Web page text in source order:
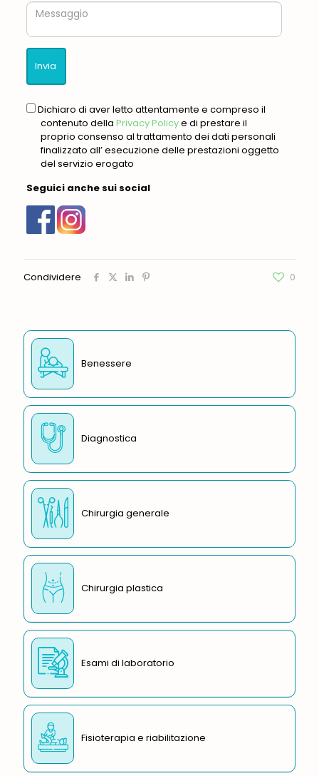
Messaggio
gdpr
Dichiaro di aver letto attentamente e compreso il
contenuto della Privacy Policye di prestare il
proprio consenso al trattamento dei dati personali
finalizzato all’ esecuzione delle prestazioni oggetto
del servizio erogato
Seguici anche sui social
Condividere 0
Benessere
Diagnostica
Chirurgia generale
Chirurgia plastica
Esami di laboratorio
Fisioterapia e riabilitazione